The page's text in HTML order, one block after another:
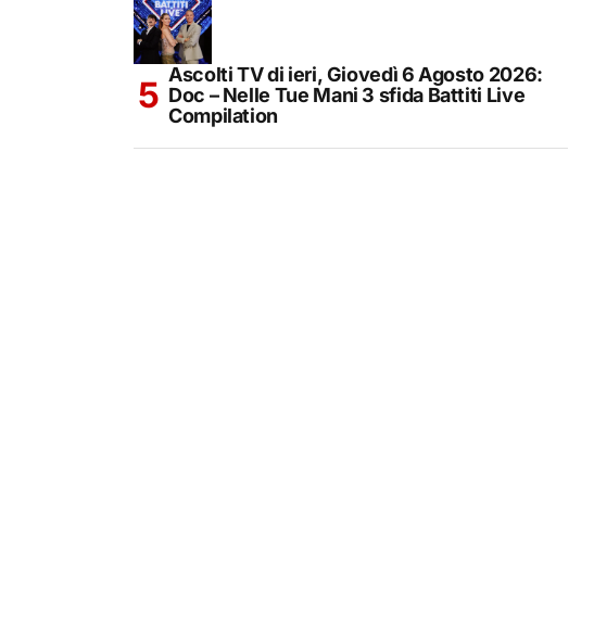
Ascolti TV di ieri, Giovedì 6 Agosto 2026:
Doc – Nelle Tue Mani 3 sfida Battiti Live
Compilation